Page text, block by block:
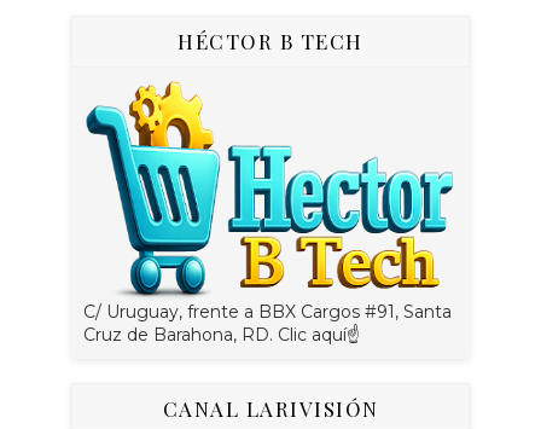
HÉCTOR B TECH
C/ Uruguay, frente a BBX Cargos #91, Santa
Cruz de Barahona, RD. Clic aquí☝
CANAL LARIVISIÓN